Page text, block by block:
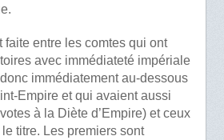
faite entre les comtes qui ont
avec immédiateté impériale
immédiatement au-dessous
Empire et qui avaient aussi
à la Diète d’Empire) et ceux
titre. Les premiers sont